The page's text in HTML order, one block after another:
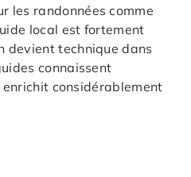
les randonnées comme
local est fortement
devient technique dans
connaissent
enrichit considérablement